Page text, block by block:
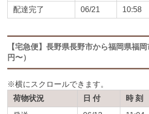
配達完了 06/21 10:58
【宅急便】長野県長野市から福岡県福
円〜）
荷物状況 日 付 時 刻